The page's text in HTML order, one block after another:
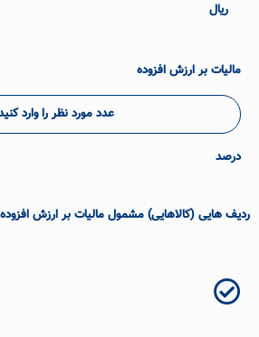
ریال
مالیات بر ارزش افزوده
عدد مورد نظر را وارد
درصد
ردیف هایی (کالاهایی) مشمول مالیات بر ارزش